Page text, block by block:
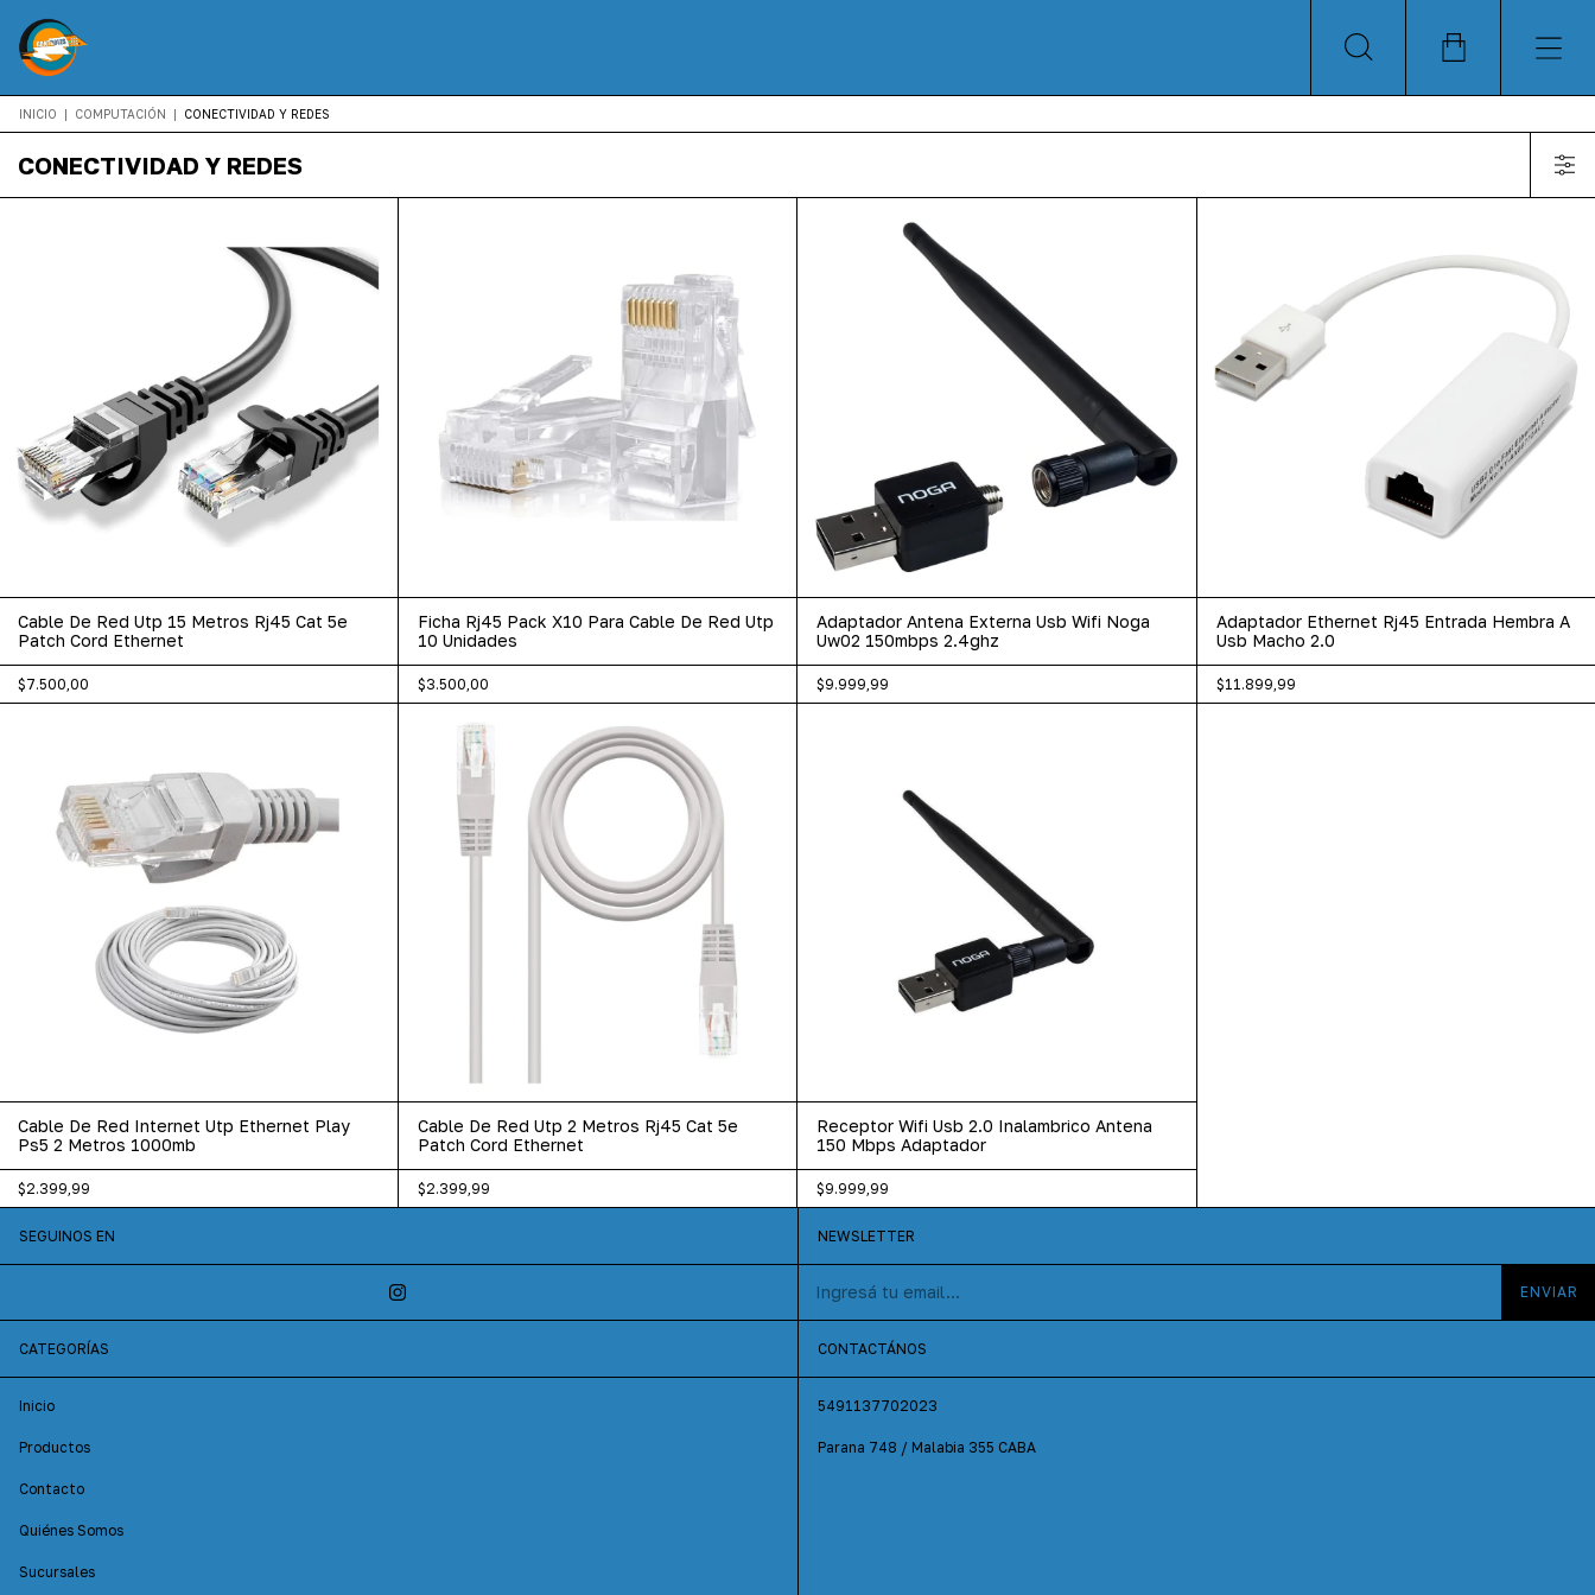
INICIO | COMPUTACIÓN | CONECTIVIDAD Y REDES
CONECTIVIDAD Y REDES
Cable De Red Utp 15 Metros Rj45 Cat 5e
Patch Cord Ethernet
$7.500,00
Ficha Rj45 Pack X10 Para Cable De Red Utp
10 Unidades
$3.500,00
Adaptador Antena Externa Usb Wifi Noga
Uw02 150mbps 2.4ghz
$9.999,99
Adaptador Ethernet Rj45 Entrada Hembra A
Usb Macho 2.0
$11.899,99
Cable De Red Internet Utp Ethernet Play
Ps5 2 Metros 1000mb
$2.399,99
Cable De Red Utp 2 Metros Rj45 Cat 5e
Patch Cord Ethernet
$2.399,99
Receptor Wifi Usb 2.0 Inalambrico Antena
150 Mbps Adaptador
$9.999,99
SEGUINOS EN NEWSLETTER
CATEGORÍAS
Inicio
Productos
Contacto
Quiénes Somos
Sucursales
CONTACTÁNOS
5491137702023
Parana 748 / Malabia 355 CABA